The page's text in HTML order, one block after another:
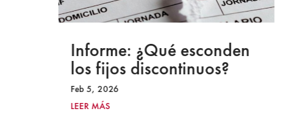
Informe: ¿Qué esconden
los fijos discontinuos?
Feb 5, 2026
LEER MÁS